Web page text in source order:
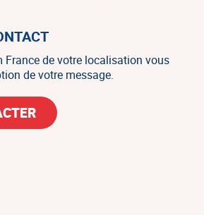
France de votre localisation vous
de votre message.